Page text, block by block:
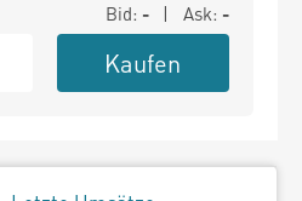
Bid: - | Ask: -
Kaufen